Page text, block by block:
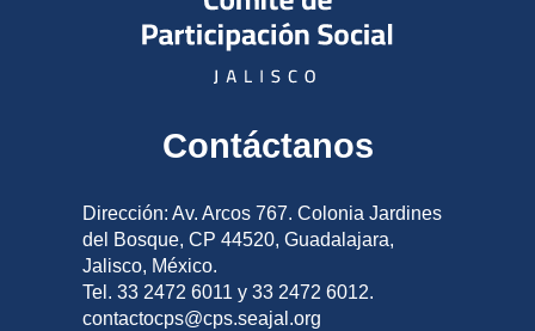
Contáctanos
Dirección: Av. Arcos 767. Colonia Jardines
del Bosque, CP 44520, Guadalajara,
Jalisco, México.
Tel. 33 2472 6011 y 33 2472 6012.
contactocps@cps.seajal.org